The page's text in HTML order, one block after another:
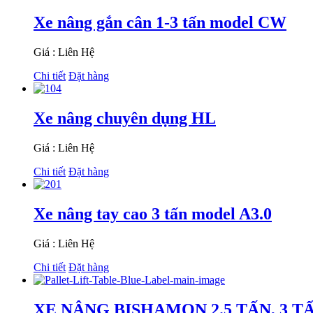
Xe nâng gắn cân 1-3 tấn model CW
Giá : Liên Hệ
Chi tiết Đặt hàng
Xe nâng chuyên dụng HL
Giá : Liên Hệ
Chi tiết Đặt hàng
Xe nâng tay cao 3 tấn model A3.0
Giá : Liên Hệ
Chi tiết Đặt hàng